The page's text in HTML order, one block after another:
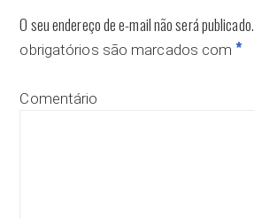
O seu endereço de e-mail não será publicado.
obrigatórios são marcados com *
Comentário